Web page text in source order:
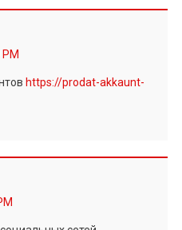
https://prodat-akkaunt-